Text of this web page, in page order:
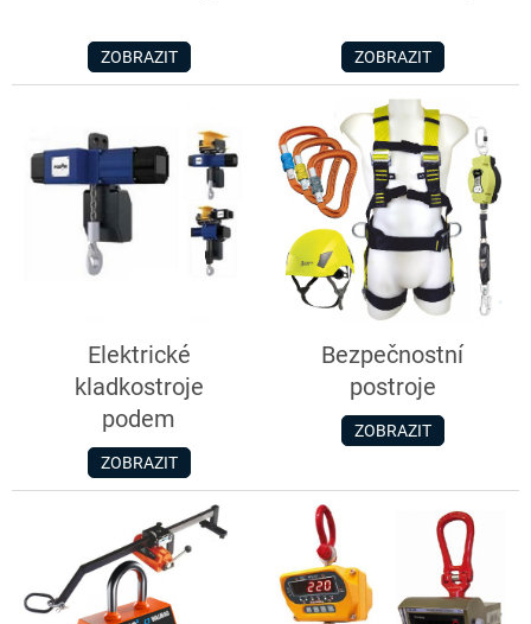
ZOBRAZIT ZOBRAZIT
Elektrické
kladkostroje
podem
ZOBRAZIT
Bezpečnostní
postroje
ZOBRAZIT